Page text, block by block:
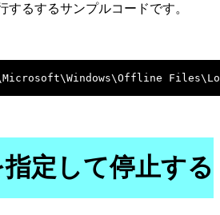
するするサンプルコードです。
定して停止する